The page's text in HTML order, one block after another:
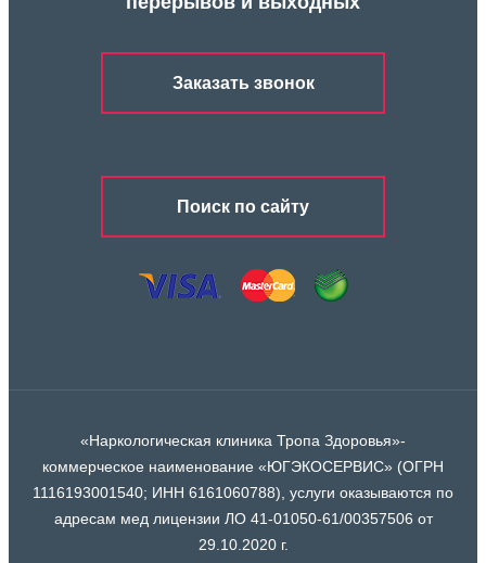
Заказать звонок
Поиск по сайту
«Наркологическая клиника Тропа Здоровья»-
коммерческое наименование «ЮГЭКОСЕРВИС» (ОГРН
1116193001540; ИНН 6161060788), услуги оказываются по
адресам мед лицензии ЛО 41-01050-61/00357506 от
29.10.2020 г.